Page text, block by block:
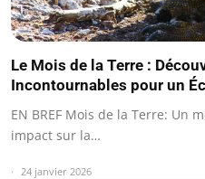
Le Mois de la Terre :
Incontournables pour un
EN BREF Mois de la Terre: Un
impact sur la…
24 janvier 2026